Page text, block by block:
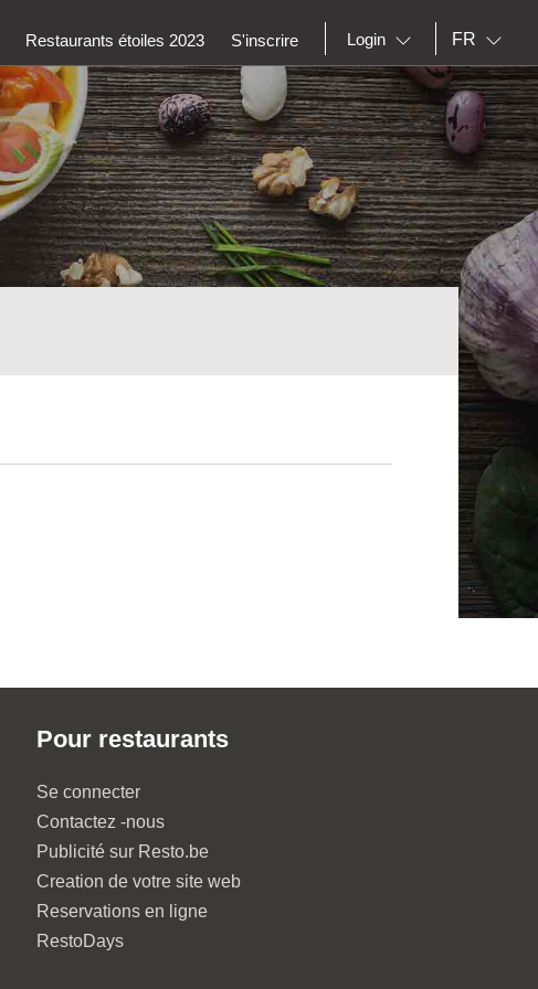
Restaurants étoiles 2023 S'inscrire Login FR
Pour restaurants
Se connecter
Contactez -nous
Publicité sur Resto.be
Creation de votre site web
Reservations en ligne
RestoDays